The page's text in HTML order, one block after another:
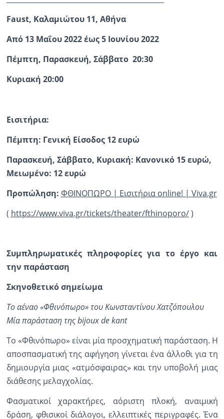
Faust, Καλαμιώτου 11, Αθήνα
Από 13 Μαΐου 2022 έως 5 Ιουνίου 2022
Πέμπτη, Παρασκευή, Σάββατο 20:30
Κυριακή 20:00
Εισιτήρια:
Πέμπτη: Γενική Είσοδος 12 ευρώ
Παρασκευή, Σάββατο, Κυριακή: Κανονικό 15 ευρώ,
Μειωμένο: 12 ευρώ
Προπώληση: ΦΘΙΝΟΠΩΡΟ | Εισιτήρια online! | Viva.gr
( https://www.viva.gr/tickets/theater/fthinoporo/)
Συμπληρωματικές πληροφορίες για το έργο και
την παράσταση
Σκηνοθετικό σημείωμα
Το αέναο «Φθινόπωρο» του Κωνσταντίνου Χατζόπουλου
Μία παράσταση της bijoux de kant
Το «Φθινόπωρο» είναι μία προσχηματική παράσταση. Η
αποσπασματική της αφήγηση γίνεται ένα άλλοθι για τη
δημιουργία μιας «ατμόσφαιρας» και την υποβολή μιας
διάθεσης μελαγχολίας.
Φασματικοί χαρακτήρες, αόριστη πλοκή, αναιμική
δράση, φθισικοί διάλογοι, ελλειπτικές περιγραφές. Ένα